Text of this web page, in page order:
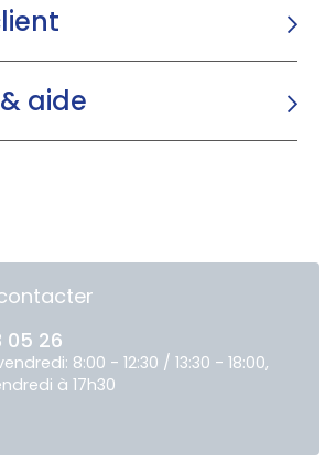
aide
05 26
8:00 - 12:30 / 13:30 - 18:00,
à 17h30